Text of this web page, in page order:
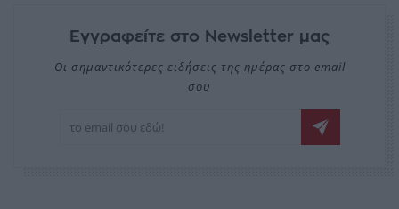
Εγγραφείτε στο Newsletter μας
Οι σημαντικότερες ειδήσεις της ημέρας στο email
σου